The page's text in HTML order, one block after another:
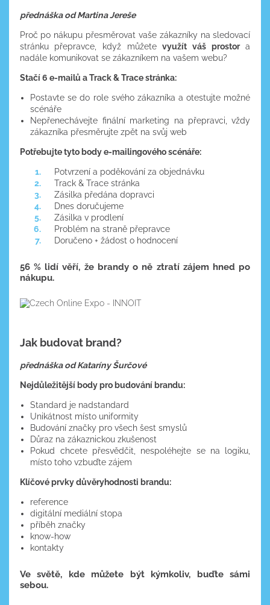
přednáška od Martina Jereše
Proč po nákupu přesměrovat vaše zákazníky na sledovací
stránku přepravce, když můžete využít váš prostora
nadále komunikovat se zákazníkem na vašem webu?
Stačí 6 e-mailů a Track & Trace stránka:
Postavte se do role svého zákazníka a otestujte možné
scénáře
Nepřenechávejte finální marketing na přepravci, vždy
zákazníka přesměrujte zpět na svůj web
Potřebujte tyto body e-mailingového scénáře:
Potvrzení a poděkování za objednávku
Track & Trace stránka
Zásilka předána dopravci
Dnes doručujeme
Zásilka v prodlení
Problém na straně přepravce
Doručeno + žádost o hodnocení
56 % lidí věří, že brandy o ně ztratí zájem hned po
nákupu.
Jak budovat brand?
přednáška od Kataríny Šurčové
​Nejdůležitější body pro budování brandu:
Standard je nadstandard
Unikátnost místo uniformity
Budování značky pro všech šest smyslů
Důraz na zákaznickou zkušenost
Pokud chcete přesvědčit, nespoléhejte se na logiku,
místo toho vzbuďte zájem
Klíčové prvky důvěryhodnosti brandu:
reference
digitální mediální stopa
příběh značky
know-how
kontakty
Ve světě, kde můžete být kýmkoliv, buďte sámi
sebou.